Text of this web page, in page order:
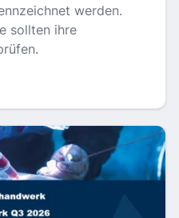
werden.
sollten ihre